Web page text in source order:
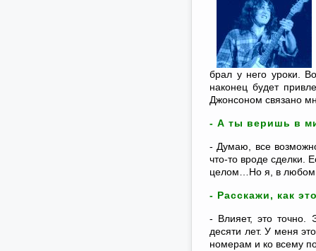
брал у него уроки.
наконец будет
Джонсоном связано
- А ты веришь в
- Думаю, все
что-то вроде сделки.
целом…Но я, в любом
- Расскажи, как
- Влияет, это точно.
десяти лет. У меня
номерам и ко всему